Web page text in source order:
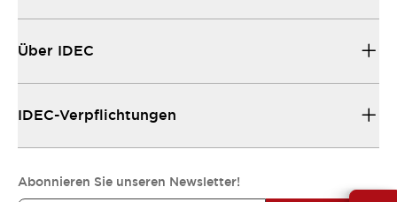
Über IDEC
IDEC-Verpflichtungen
Abonnieren Sie unseren Newsletter!